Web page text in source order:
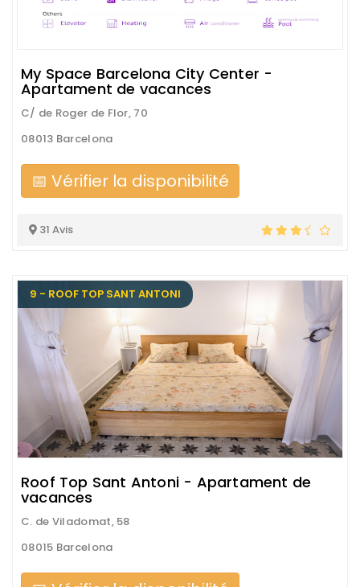
My Space Barcelona City Center -
Apartament de vacances
C/ de Roger de Flor, 70
08013 Barcelona
📅 Vérifier la disponibilité
31 Avis
9 - ROOF TOP SANT ANTONI
Roof Top Sant Antoni - Apartament de
vacances
C. de Viladomat, 58
08015 Barcelona